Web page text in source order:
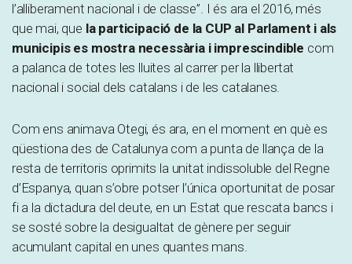
l’alliberament nacional i de classe”. I és ara el 2016, més
que mai, que la participació de la CUP al Parlament i als
municipis es mostra necessària i imprescindible com
a palanca de totes les lluites al carrer per la llibertat
nacional i social dels catalans i de les catalanes.
Com ens animava Otegi, és ara, en el moment en què es
qüestiona des de Catalunya com a punta de llança de la
resta de territoris oprimits la unitat indissoluble del Regne
d’Espanya, quan s’obre potser l’única oportunitat de posar
fi a la dictadura del deute, en un Estat que rescata bancs i
se sosté sobre la desigualtat de gènere per seguir
acumulant capital en unes quantes mans.